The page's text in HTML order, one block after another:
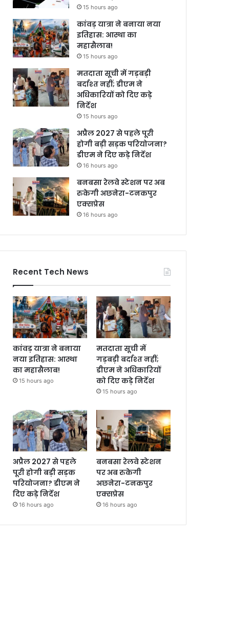
15 hours ago
कांवड़ यात्रा ने बनाया नया
इतिहास: आस्था का
महासैलाब!
15 hours ago
मतदाता सूची में गड़बड़ी
बर्दाश्त नहीं; डीएम ने
अधिकारियों को दिए कड़े
निर्देश
15 hours ago
अप्रैल 2027 से पहले पूरी
होगी बड़ी सड़क परियोजना?
डीएम ने दिए कड़े निर्देश
16 hours ago
बनबसा रेलवे स्टेशन पर अब
रुकेगी अछनेरा-टनकपुर
एक्सप्रेस
16 hours ago
Recent Tech News
कांवड़ यात्रा ने बनाया
नया इतिहास: आस्था
का महासैलाब!
15 hours ago
मतदाता सूची में
गड़बड़ी बर्दाश्त नहीं;
डीएम ने अधिकारियों
को दिए कड़े निर्देश
15 hours ago
अप्रैल 2027 से पहले
पूरी होगी बड़ी सड़क
परियोजना? डीएम ने
दिए कड़े निर्देश
16 hours ago
बनबसा रेलवे स्टेशन
पर अब रुकेगी
अछनेरा-टनकपुर
एक्सप्रेस
16 hours ago